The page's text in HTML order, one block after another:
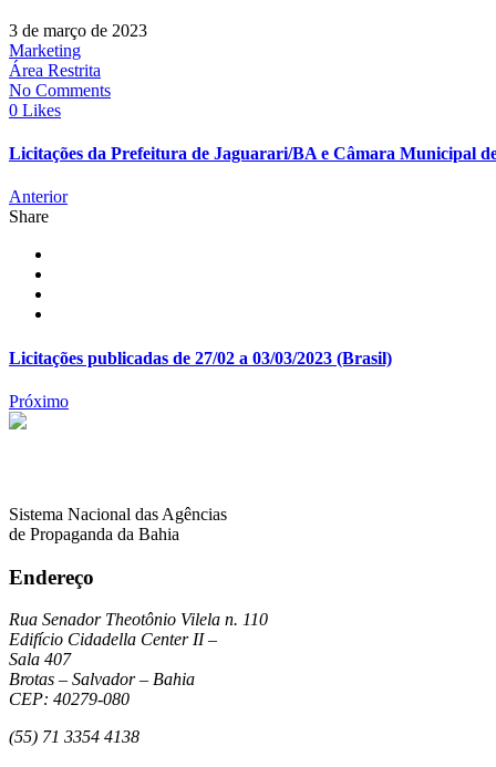
3 de março de 2023
Marketing
Área Restrita
No Comments
0 Likes
Licitações da Prefeitura de Jaguarari/BA e Câmara Municipal
Anterior
Share
Licitações publicadas de 27/02 a 03/03/2023 (Brasil)
Próximo
Sistema Nacional das Agências
de Propaganda da Bahia
Endereço
Rua Senador Theotônio Vilela n. 110
Edifício Cidadella Center II –
Sala 407
Brotas – Salvador – Bahia
CEP: 40279-080
(55) 71 3354 4138